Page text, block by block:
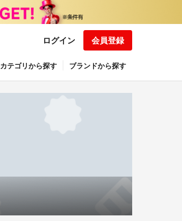
ログイン 会員登録
カテゴリから探す ブランドから探す